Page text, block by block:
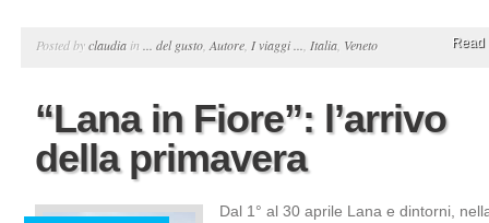
Posted byclaudia in ... del gusto Autore I viaggi ... Italia Veneto Read
“Lana in Fiore”: l’arrivo
della primavera
Dal 1° al 30 aprile Lana e dintorni,